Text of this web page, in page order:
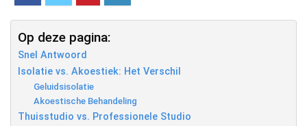
Op deze pagina:
Snel Antwoord
Isolatie vs. Akoestiek: Het Verschil
Geluidsisolatie
Akoestische Behandeling
Thuisstudio vs. Professionele Studio